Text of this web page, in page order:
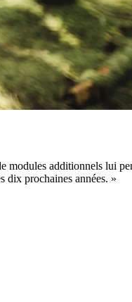
additionnels lui
dix prochaines années. »